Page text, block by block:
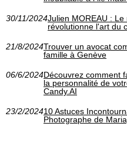
30/11/2024Julien MOREAU : Le
révolutionne l'art du
21/8/2024Trouver un avocat
famille à Genève
06/6/2024Découvrez comment
la personnalité de
Candy.AI
23/2/202410 Astuces
Photographe de